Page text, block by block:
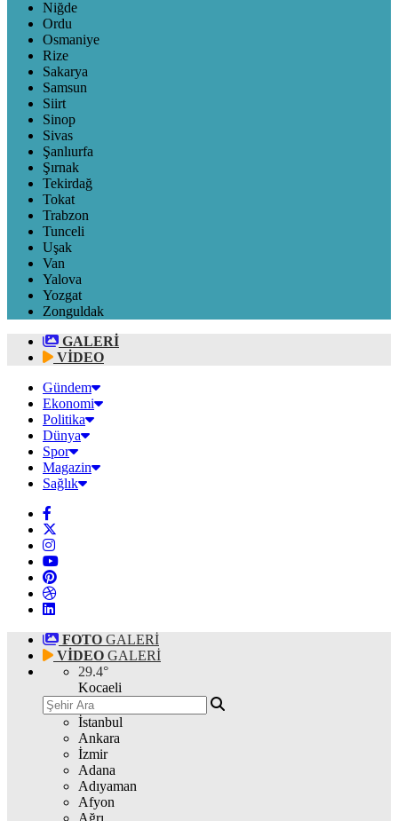
Niğde
Ordu
Osmaniye
Rize
Sakarya
Samsun
Siirt
Sinop
Sivas
Şanlıurfa
Şırnak
Tekirdağ
Tokat
Trabzon
Tunceli
Uşak
Van
Yalova
Yozgat
Zonguldak
GALERİ
VİDEO
Gündem
Ekonomi
Politika
Dünya
Spor
Magazin
Sağlık
FOTO GALERİ
VİDEO GALERİ
29.4°
Kocaeli
İstanbul
Ankara
İzmir
Adana
Adıyaman
Afyon
Ağrı